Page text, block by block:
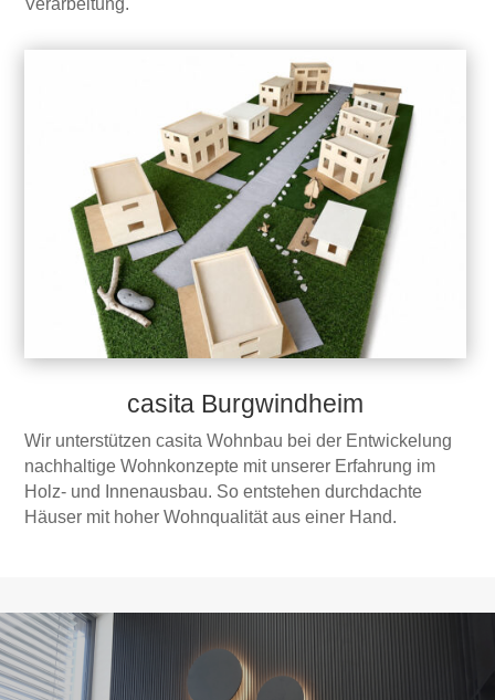
Verarbeitung.
casita Burgwindheim
Wir unterstützen casita Wohnbau bei der Entwickelung
nachhaltige Wohnkonzepte mit unserer Erfahrung im
Holz- und Innenausbau. So entstehen durchdachte
Häuser mit hoher Wohnqualität aus einer Hand.